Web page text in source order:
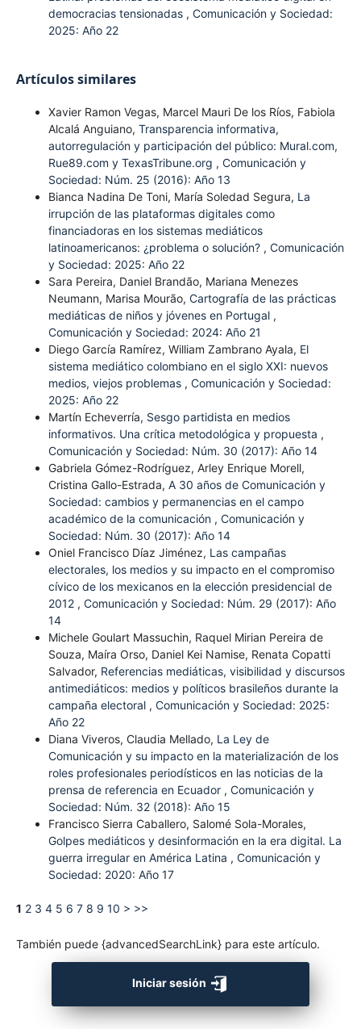
democracias tensionadas , Comunicación y Sociedad:
2025: Año 22
Artículos similares
Xavier Ramon Vegas, Marcel Mauri De los Ríos, Fabiola
Alcalá Anguiano, Transparencia informativa,
autorregulación y participación del público: Mural.com,
Rue89.com y TexasTribune.org , Comunicación y
Sociedad: Núm. 25 (2016): Año 13
Bianca Nadina De Toni, María Soledad Segura, La
irrupción de las plataformas digitales como
financiadoras en los sistemas mediáticos
latinoamericanos: ¿problema o solución? , Comunicación
y Sociedad: 2025: Año 22
Sara Pereira, Daniel Brandão, Mariana Menezes
Neumann, Marisa Mourão, Cartografía de las prácticas
mediáticas de niños y jóvenes en Portugal ,
Comunicación y Sociedad: 2024: Año 21
Diego García Ramírez, William Zambrano Ayala, El
sistema mediático colombiano en el siglo XXI: nuevos
medios, viejos problemas , Comunicación y Sociedad:
2025: Año 22
Martín Echeverría, Sesgo partidista en medios
informativos. Una crítica metodológica y propuesta ,
Comunicación y Sociedad: Núm. 30 (2017): Año 14
Gabriela Gómez-Rodríguez, Arley Enrique Morell,
Cristina Gallo-Estrada, A 30 años de Comunicación y
Sociedad: cambios y permanencias en el campo
académico de la comunicación , Comunicación y
Sociedad: Núm. 30 (2017): Año 14
Oniel Francisco Díaz Jiménez, Las campañas
electorales, los medios y su impacto en el compromiso
cívico de los mexicanos en la elección presidencial de
2012 , Comunicación y Sociedad: Núm. 29 (2017): Año
14
Michele Goulart Massuchin, Raquel Mirian Pereira de
Souza, Maíra Orso, Daniel Kei Namise, Renata Copatti
Salvador, Referencias mediáticas, visibilidad y discursos
antimediáticos: medios y políticos brasileños durante la
campaña electoral , Comunicación y Sociedad: 2025:
Año 22
Diana Viveros, Claudia Mellado, La Ley de
Comunicación y su impacto en la materialización de los
roles profesionales periodísticos en las noticias de la
prensa de referencia en Ecuador , Comunicación y
Sociedad: Núm. 32 (2018): Año 15
Francisco Sierra Caballero, Salomé Sola-Morales,
Golpes mediáticos y desinformación en la era digital. La
guerra irregular en América Latina , Comunicación y
Sociedad: 2020: Año 17
1 2 3 4 5 6 7 8 9 10 > >>
También puede {advancedSearchLink} para este artículo.
Iniciar sesión